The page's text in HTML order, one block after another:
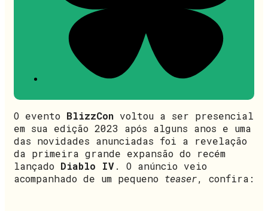
O evento BlizzCon voltou a ser presencial
em sua edição 2023 após alguns anos e uma
das novidades anunciadas foi a revelação
da primeira grande expansão do recém
lançado Diablo IV. O anúncio veio
acompanhado de um pequeno teaser, confira: